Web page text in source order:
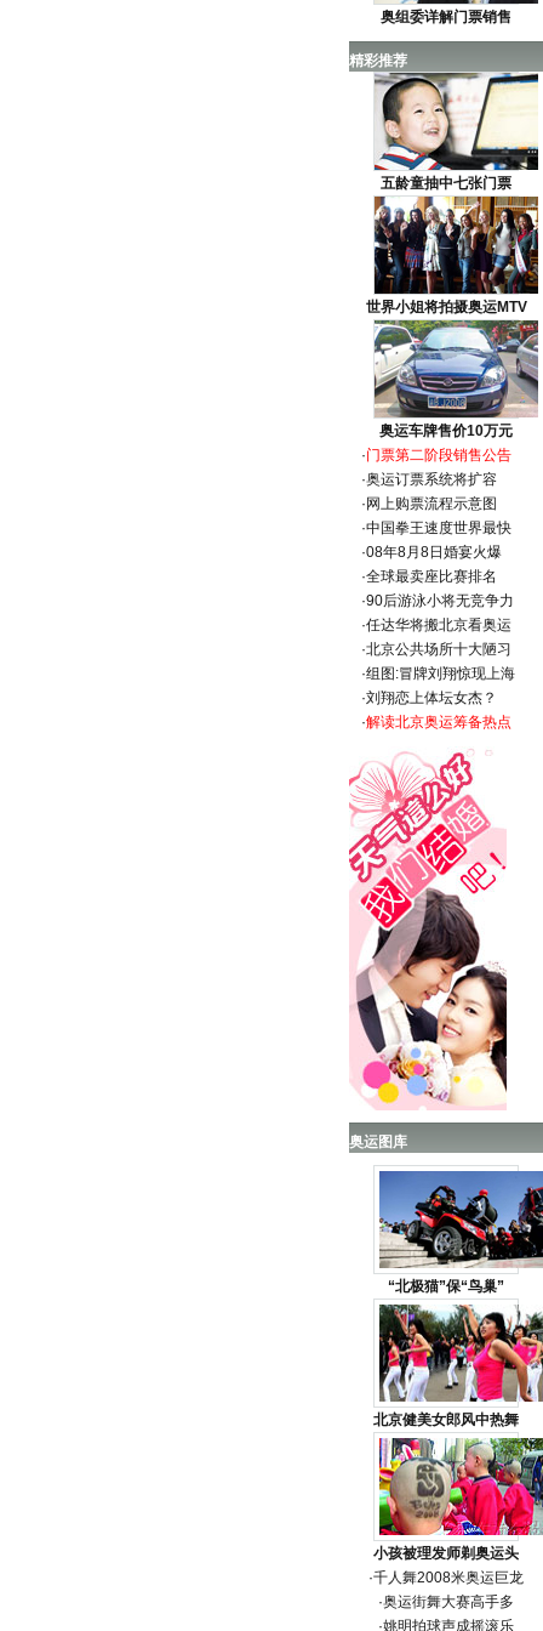
奥组委详解门票销售
精彩推荐
五龄童抽中七张门票
世界小姐将拍摄奥运MTV
奥运车牌售价10万元
·门票第二阶段销售公告
·奥运订票系统将扩容
· 网上购票流程示意图
·中国拳王速度世界最快
·08年8月8日婚宴火爆
·全球最卖座比赛排名
·90后游泳小将无竞争力
·任达华将搬北京看奥运
·北京公共场所十大陋习
·组图:冒牌刘翔惊现上海
·刘翔恋上体坛女杰？
·解读北京奥运筹备热点
奥运图库
“北极猫”保“鸟巢”
北京健美女郎风中热舞
小孩被理发师剃奥运头
·千人舞2008米奥运巨龙
·奥运街舞大赛高手多
·姚明拍球声成摇滚乐